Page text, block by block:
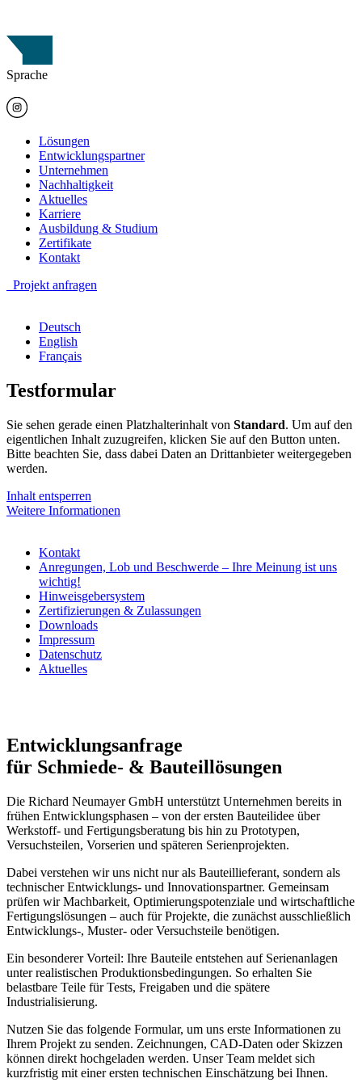
Sprache
Lösungen
Entwicklungspartner
Unternehmen
Nachhaltigkeit
Aktuelles
Karriere
Ausbildung & Studium
Zertifikate
Kontakt
Projekt anfragen
Deutsch
English
Français
Testformular
Sie sehen gerade einen Platzhalterinhalt von Standard. Um auf den
eigentlichen Inhalt zuzugreifen, klicken Sie auf den Button unten.
Bitte beachten Sie, dass dabei Daten an Drittanbieter weitergegeben
werden.
Inhalt entsperren
Weitere Informationen
Kontakt
Anregungen, Lob und Beschwerde – Ihre Meinung ist uns
wichtig!
Hinweisgebersystem
Zertifizierungen & Zulassungen
Downloads
Impressum
Datenschutz
Aktuelles
Entwicklungsanfrage
für Schmiede- & Bauteillösungen
Die Richard Neumayer GmbH unterstützt Unternehmen bereits in
frühen Entwicklungsphasen – von der ersten Bauteilidee über
Werkstoff- und Fertigungsberatung bis hin zu Prototypen,
Versuchsteilen, Vorserien und späteren Serienprojekten.
Dabei verstehen wir uns nicht nur als Bauteillieferant, sondern als
technischer Entwicklungs- und Innovationspartner. Gemeinsam
prüfen wir Machbarkeit, Optimierungspotenziale und wirtschaftliche
Fertigungslösungen – auch für Projekte, die zunächst ausschließlich
Entwicklungs-, Muster- oder Versuchsteile benötigen.
Ein besonderer Vorteil: Ihre Bauteile entstehen auf Serienanlagen
unter realistischen Produktionsbedingungen. So erhalten Sie
belastbare Teile für Tests, Freigaben und die spätere
Industrialisierung.
Nutzen Sie das folgende Formular, um uns erste Informationen zu
Ihrem Projekt zu senden. Zeichnungen, CAD-Daten oder Skizzen
können direkt hochgeladen werden. Unser Team meldet sich
kurzfristig mit einer ersten technischen Einschätzung bei Ihnen.